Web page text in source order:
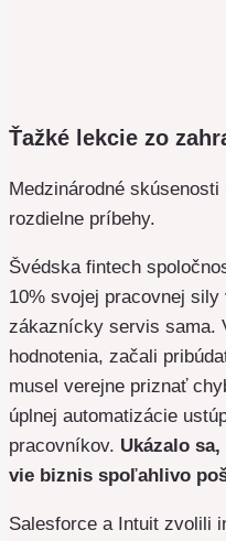
Ťažké lekcie zo
Medzinárodné
rozdielne príbehy.
Švédska fintech
10% svojej pracovnej
zákaznícky servis sama.
hodnotenia, začali
musel verejne priznať
úplnej automatizácie
pracovníkov. Ukázalo
vie biznis spoľahlivo
Salesforce a Intuit zvolili